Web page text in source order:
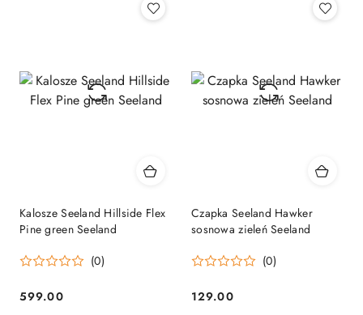
Kalosze Seeland Hillside Flex
Pine green Seeland
(0)
Cena:
599.00
Czapka Seeland Hawker
sosnowa zieleń Seeland
(0)
Cena:
129.00